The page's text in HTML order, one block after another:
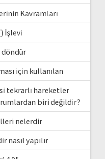
Kavramları
İşlevi
döndür
için kullanılan
tekrarlı hareketler
biri değildir?
nelerdir
nasıl yapılır